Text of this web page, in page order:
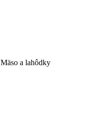
Mäso a lahôdky